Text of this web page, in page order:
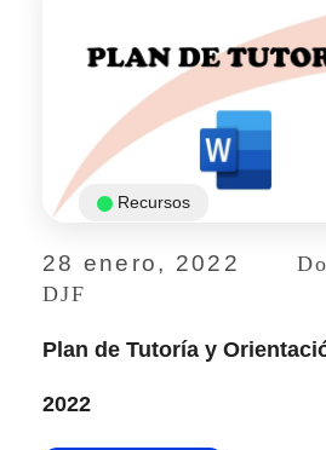
28 enero, 2022
DJF
Recursos
Plan de Tutoría y
2022